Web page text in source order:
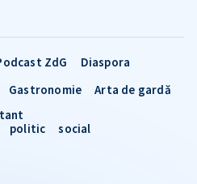
ZdG
Diaspora
Gastronomie
Arta de gardă
politic social